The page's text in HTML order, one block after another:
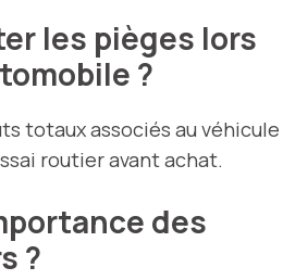
les pièges lors
?
totaux associés au véhicule
routier avant achat.
des
?